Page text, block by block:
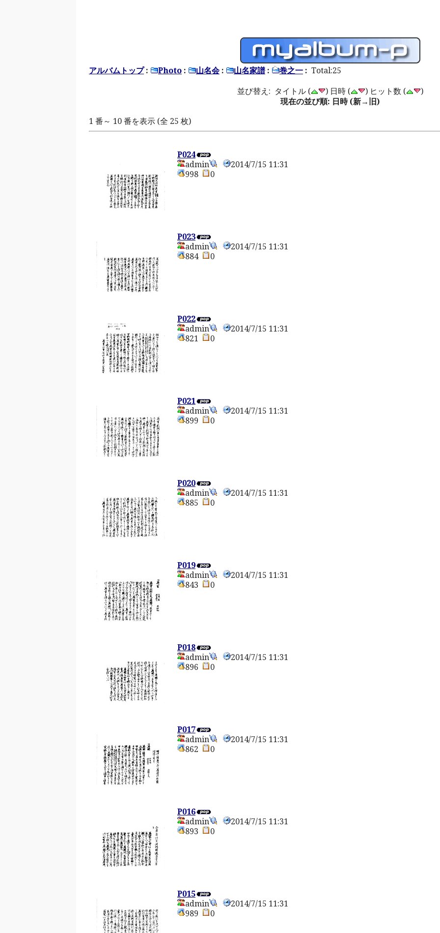
アルバムトップ: Photo : 山名会: 山名家譜: 巻之一 : Total:25
並び替え: タイトル ( ) 日時 ( ) ヒット数 (
)
現在の並び順: 日時 (新→旧)
1 番～ 10 番を表示 (全 25 枚)
P024
admin
2014/7/15 11:31
998
0
P023
admin
2014/7/15 11:31
884
0
P022
admin
2014/7/15 11:31
821
0
P021
admin
2014/7/15 11:31
899
0
P020
admin
2014/7/15 11:31
885
0
P019
admin
2014/7/15 11:31
843
0
P018
admin
2014/7/15 11:31
896
0
P017
admin
2014/7/15 11:31
862
0
P016
admin
2014/7/15 11:31
893
0
P015
admin
2014/7/15 11:31
989
0